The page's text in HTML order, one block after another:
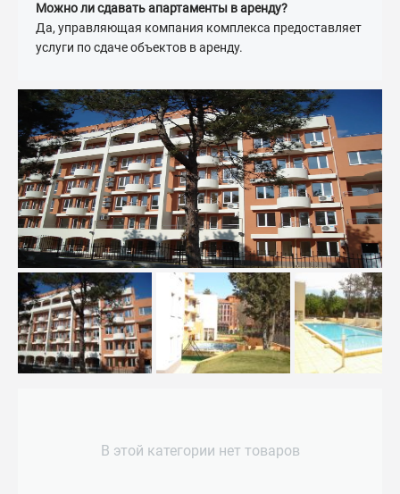
Можно ли сдавать апартаменты в аренду?
Да, управляющая компания комплекса предоставляет
услуги по сдаче объектов в аренду.
В этой категории нет товаров